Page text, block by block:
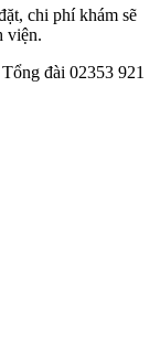
chi phí khám sẽ
viện.
đài 02353 921